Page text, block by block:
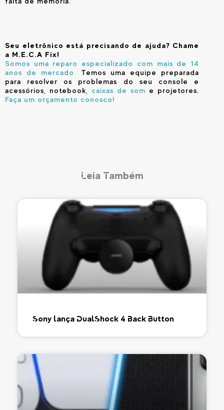
Seu eletrônico está precisando de ajuda? Chame
a M.E.C.A Fix!
Somos uma reparo especializado com mais de 14
anos de mercado.
Temos uma equipe preparada
para resolver os problemas do seu console e
acessórios, notebook, caixas de som e projetores.
Faça um orçamento conosco!
Leia Também
Sony lança DualShock 4 Back Button